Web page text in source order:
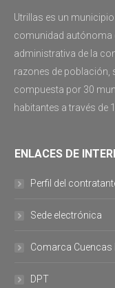
Utrillas es un
comunidad autónoma
administrativa de la
razones de población,
compuesta por 30
habitantes a través de
ENLACES DE
Perfil del
Sede electrónica
Comarca Cuencas
DPT